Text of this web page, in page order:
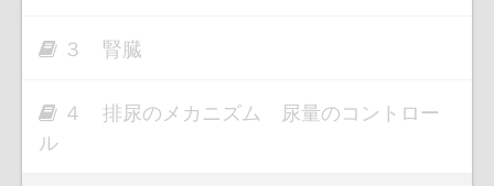
３ 腎臓
４ 排尿のメカニズム 尿量のコントロー
ル